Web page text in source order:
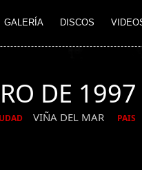
GALERÍA DISCOS
DE 1997
VIÑA DEL MAR PAIS